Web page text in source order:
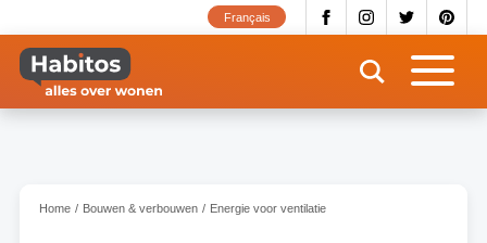
naar
inhoud
gaan
Français
Home Bouwen & verbouwen Energie voor ventilatie